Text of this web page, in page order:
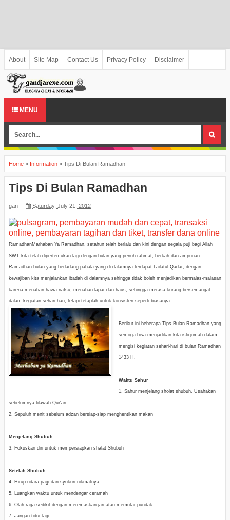
About Site Map Contact Us Privacy Policy Disclaimer
MENU
Home » Information » Tips Di Bulan Ramadhan
Tips Di Bulan Ramadhan
gan Saturday, July 21, 2012
RamadhanMarhaban Ya Ramadhan, setahun telah berlalu dan kini dengan segala puji bagi Allah
SWT kita telah dipertemukan lagi dengan bulan yang penuh rahmat, berkah dan ampunan.
Ramadhan bulan yang berladang pahala yang di dalamnya terdapat Lailatul Qadar, dengan
kewajiban kita menjalankan ibadah di dalamnya sehingga tidak boleh menjadikan bermalas-malasan
karena menahan hawa nafsu, menahan lapar dan haus, sehingga merasa kurang bersemangat
dalam kegiatan sehari-hari, tetapi tetaplah untuk konsisten seperti biasanya.
Berikut ini beberapa Tips Bulan Ramadhan yang
semoga bisa menjadikan kita istiqomah dalam
mengisi kegiatan sehari-hari di bulan Ramadhan
1433 H.
Waktu Sahur
1. Sahur menjelang sholat shubuh. Usahakan
sebelumnya tilawah Qur'an
2. Sepuluh menit sebelum adzan bersiap-siap menghentikan makan
Menjelang Shubuh
3. Fokuskan diri untuk mempersiapkan shalat Shubuh
Setelah Shubuh
4. Hirup udara pagi dan syukuri nikmatnya
5. Luangkan waktu untuk mendengar ceramah
6. Olah raga sedikit dengan meremaskan jari atau memutar pundak
7. Jangan tidur lagi